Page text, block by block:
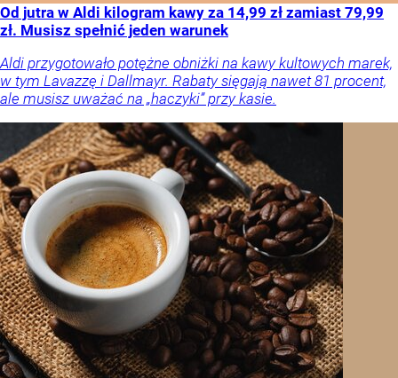
Od jutra w Aldi kilogram kawy za 14,99 zł zamiast 79,99
zł. Musisz spełnić jeden warunek
Aldi przygotowało potężne obniżki na kawy kultowych marek,
w tym Lavazzę i Dallmayr. Rabaty sięgają nawet 81 procent,
ale musisz uważać na „haczyki” przy kasie.